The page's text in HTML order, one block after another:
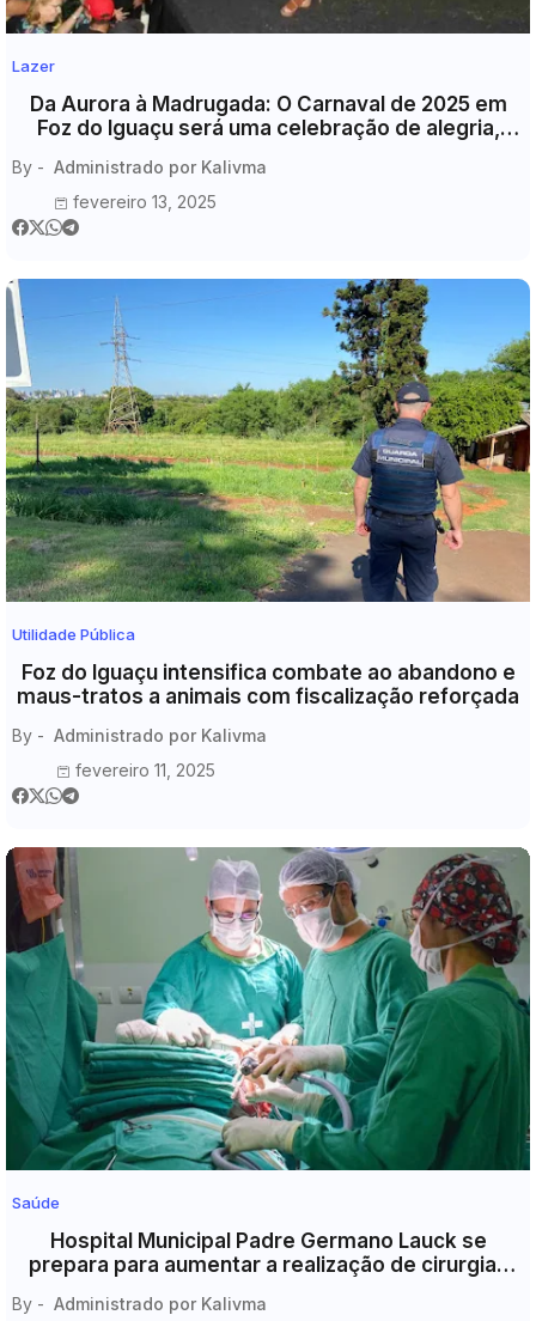
Lazer
Da Aurora à Madrugada: O Carnaval de 2025 em
Foz do Iguaçu será uma celebração de alegria,
By - Administrado por Kalivma
fevereiro 13, 2025
Utilidade Pública
Foz do Iguaçu intensifica combate ao abandono e
maus-tratos a animais com fiscalização reforçada
By - Administrado por Kalivma
fevereiro 11, 2025
Saúde
Hospital Municipal Padre Germano Lauck se
prepara para aumentar a realização de cirurgias
By - Administrado por Kalivma